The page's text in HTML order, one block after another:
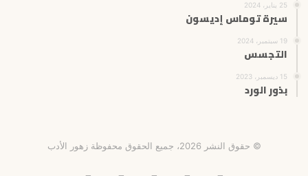
25 يناير، 2024
سيرة توماس إديسون
19 سبتمبر، 2024
التجسس
15 ديسمبر، 2023
بذور الورد
© حقوق النشر 2026، جميع الحقوق محفوظة زهور الأدب